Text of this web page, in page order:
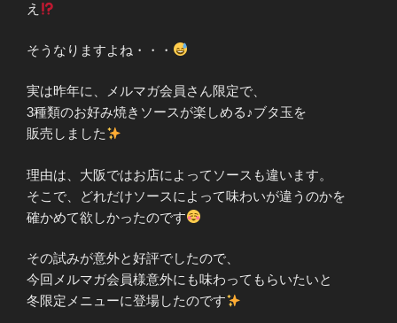
え
そうなりますよね・・・
実は昨年に、メルマガ会員さん限定で、
3種類のお好み焼きソースが楽しめる♪ブタ玉を
販売しました
理由は、大阪ではお店によってソースも違います。
そこで、どれだけソースによって味わいが違うのかを
確かめて欲しかったのです
その試みが意外と好評でしたので、
今回メルマガ会員様意外にも味わってもらいたいと
冬限定メニューに登場したのです